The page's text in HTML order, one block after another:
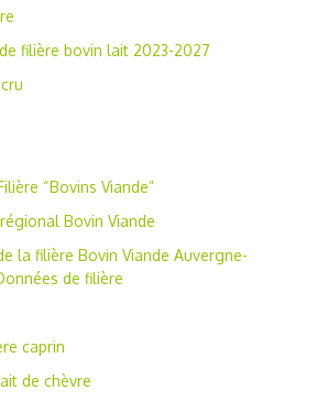
filière bovin lait 2023-2027
“Bovins Viande”
Bovin Viande
la filière Bovin Viande Auvergne-
de filière
caprin
de chèvre